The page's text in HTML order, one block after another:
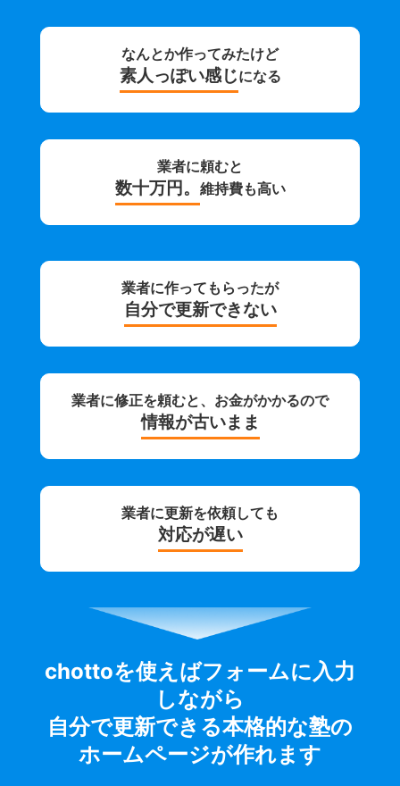
なんとか作ってみたけど
素人っぽい感じになる
業者に頼むと
数十万円。 維持費も高い
業者に作ってもらったが
自分で更新できない
業者に修正を頼むと、お金がかかるので
情報が古いまま
業者に更新を依頼しても
対応が遅い
chottoを使えばフォームに入力
しながら
自分で更新できる本格的な塾の
ホームページが作れます